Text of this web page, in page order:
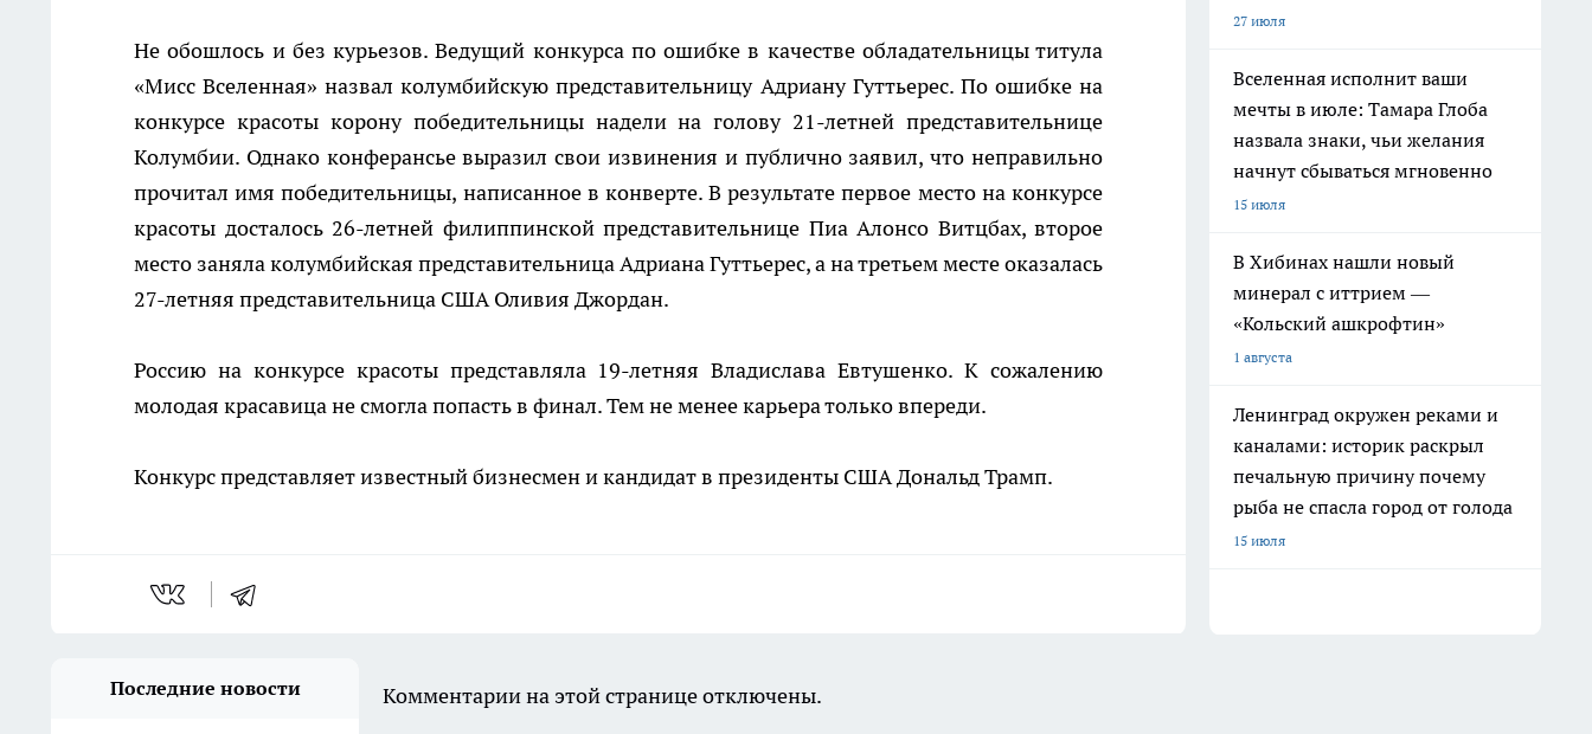
Не обошлось и без курьезов. Ведущий конкурса по ошибке в качестве обладательницы титула
«Мисс Вселенная» назвал колумбийскую представительницу Адриану Гуттьерес. По ошибке на
конкурсе красоты корону победительницы надели на голову 21-летней представительнице
Колумбии. Однако конферансье выразил свои извинения и публично заявил, что неправильно
прочитал имя победительницы, написанное в конверте. В результате первое место на конкурсе
красоты досталось 26-летней филиппинской представительнице Пиа Алонсо Витцбах, второе
место заняла колумбийская представительница Адриана Гуттьерес, а на третьем месте оказалась
27-летняя представительница США Оливия Джордан.
Россию на конкурсе красоты представляла 19-летняя Владислава Евтушенко. К сожалению
молодая красавица не смогла попасть в финал. Тем не менее карьера только впереди.
Конкурс представляет известный бизнесмен и кандидат в президенты США Дональд Трамп.
27 июля
Вселенная исполнит ваши
мечты в июле: Тамара Глоба
назвала знаки, чьи желания
начнут сбываться мгновенно
15 июля
В Хибинах нашли новый
минерал с иттрием —
«Кольский ашкрофтин»
1 августа
Ленинград окружен реками и
каналами: историк раскрыл
печальную причину почему
рыба не спасла город от голода
15 июля
Последние новости Комментарии на этой странице отключены.